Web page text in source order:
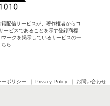
配信サービスが、著作権者からコ
ービスであることを示す登録商標
ークを掲示しているサービスの一
ちら
ーポリシー Privacy Policy お問い合わせ